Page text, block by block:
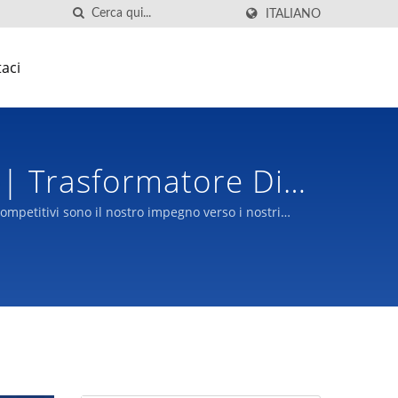
ITALIANO
Trasformatore Di
sono il nostro impegno verso i nostri